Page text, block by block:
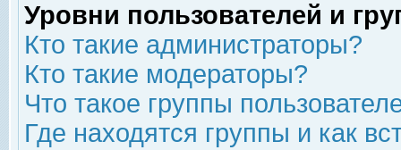
Уровни пользователей и
Кто такие администраторы?
Кто такие модераторы?
Что такое группы
Где находятся группы и как